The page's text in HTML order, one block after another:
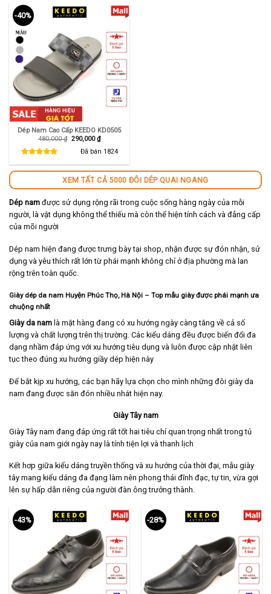
-40%
Dép Nam Cao Cấp KEEDO KD0505
480,000₫ Giá
290,000₫Giá
hiện
tại
Đã bán 1824
XEM TẤT CẢ 5000 ĐÔI DÉP QUAI NGANG
Dép nam được sử dụng rộng rãi trong cuộc sống hàng ngày của mỗi
người, là vật dụng không thể thiếu mà còn thể hiện tính cách và đẳng cấp
của mõi người
Dép nam hiện đang được trưng bày tại shop, nhận được sự đón nhận, sử
dụng và yêu thích rất lớn từ phái mạnh không chỉ ở địa phường mà lan
rộng trên toàn quốc.
Giày dép da nam Huyện Phúc Thọ, Hà Nội – Top mẫu giày được phái mạnh ưa
chuộng nhất
Giày da nam là mặt hàng đang có xu hướng ngày càng tăng về cả số
lượng và chất lượng trên thị trường. Các kiểu dáng đều được biến đổi đa
dạng nhầm đáp ứng với xu hướng tiêu dụng và luôn được cập nhật liên
tục theo đúng xu hướng giầy dép hiện này
Để bắt kịp xu hướng, các bạn hãy lựa chọn cho mình những đôi giày da
nam đang được săn đón nhiều nhát hiện nay.
Giày Tây nam
Giày Tây nam đang đáp ứng rất tốt hai tiêu chí quan trọng nhất trong tủ
giày của nam giới ngày nay là tính tiện lợi và thanh lịch
Kết hơp giữa kiểu dáng truyền thống và xu hướng của thời đại, mẫu giày
tây mang kiểu dáng đa đạng làm nên phong thái đĩnh đạc, tự tin, vừa gợi
lên sự hấp dẫn riêng của người đàn ông trưởng thành.
-43% -28%